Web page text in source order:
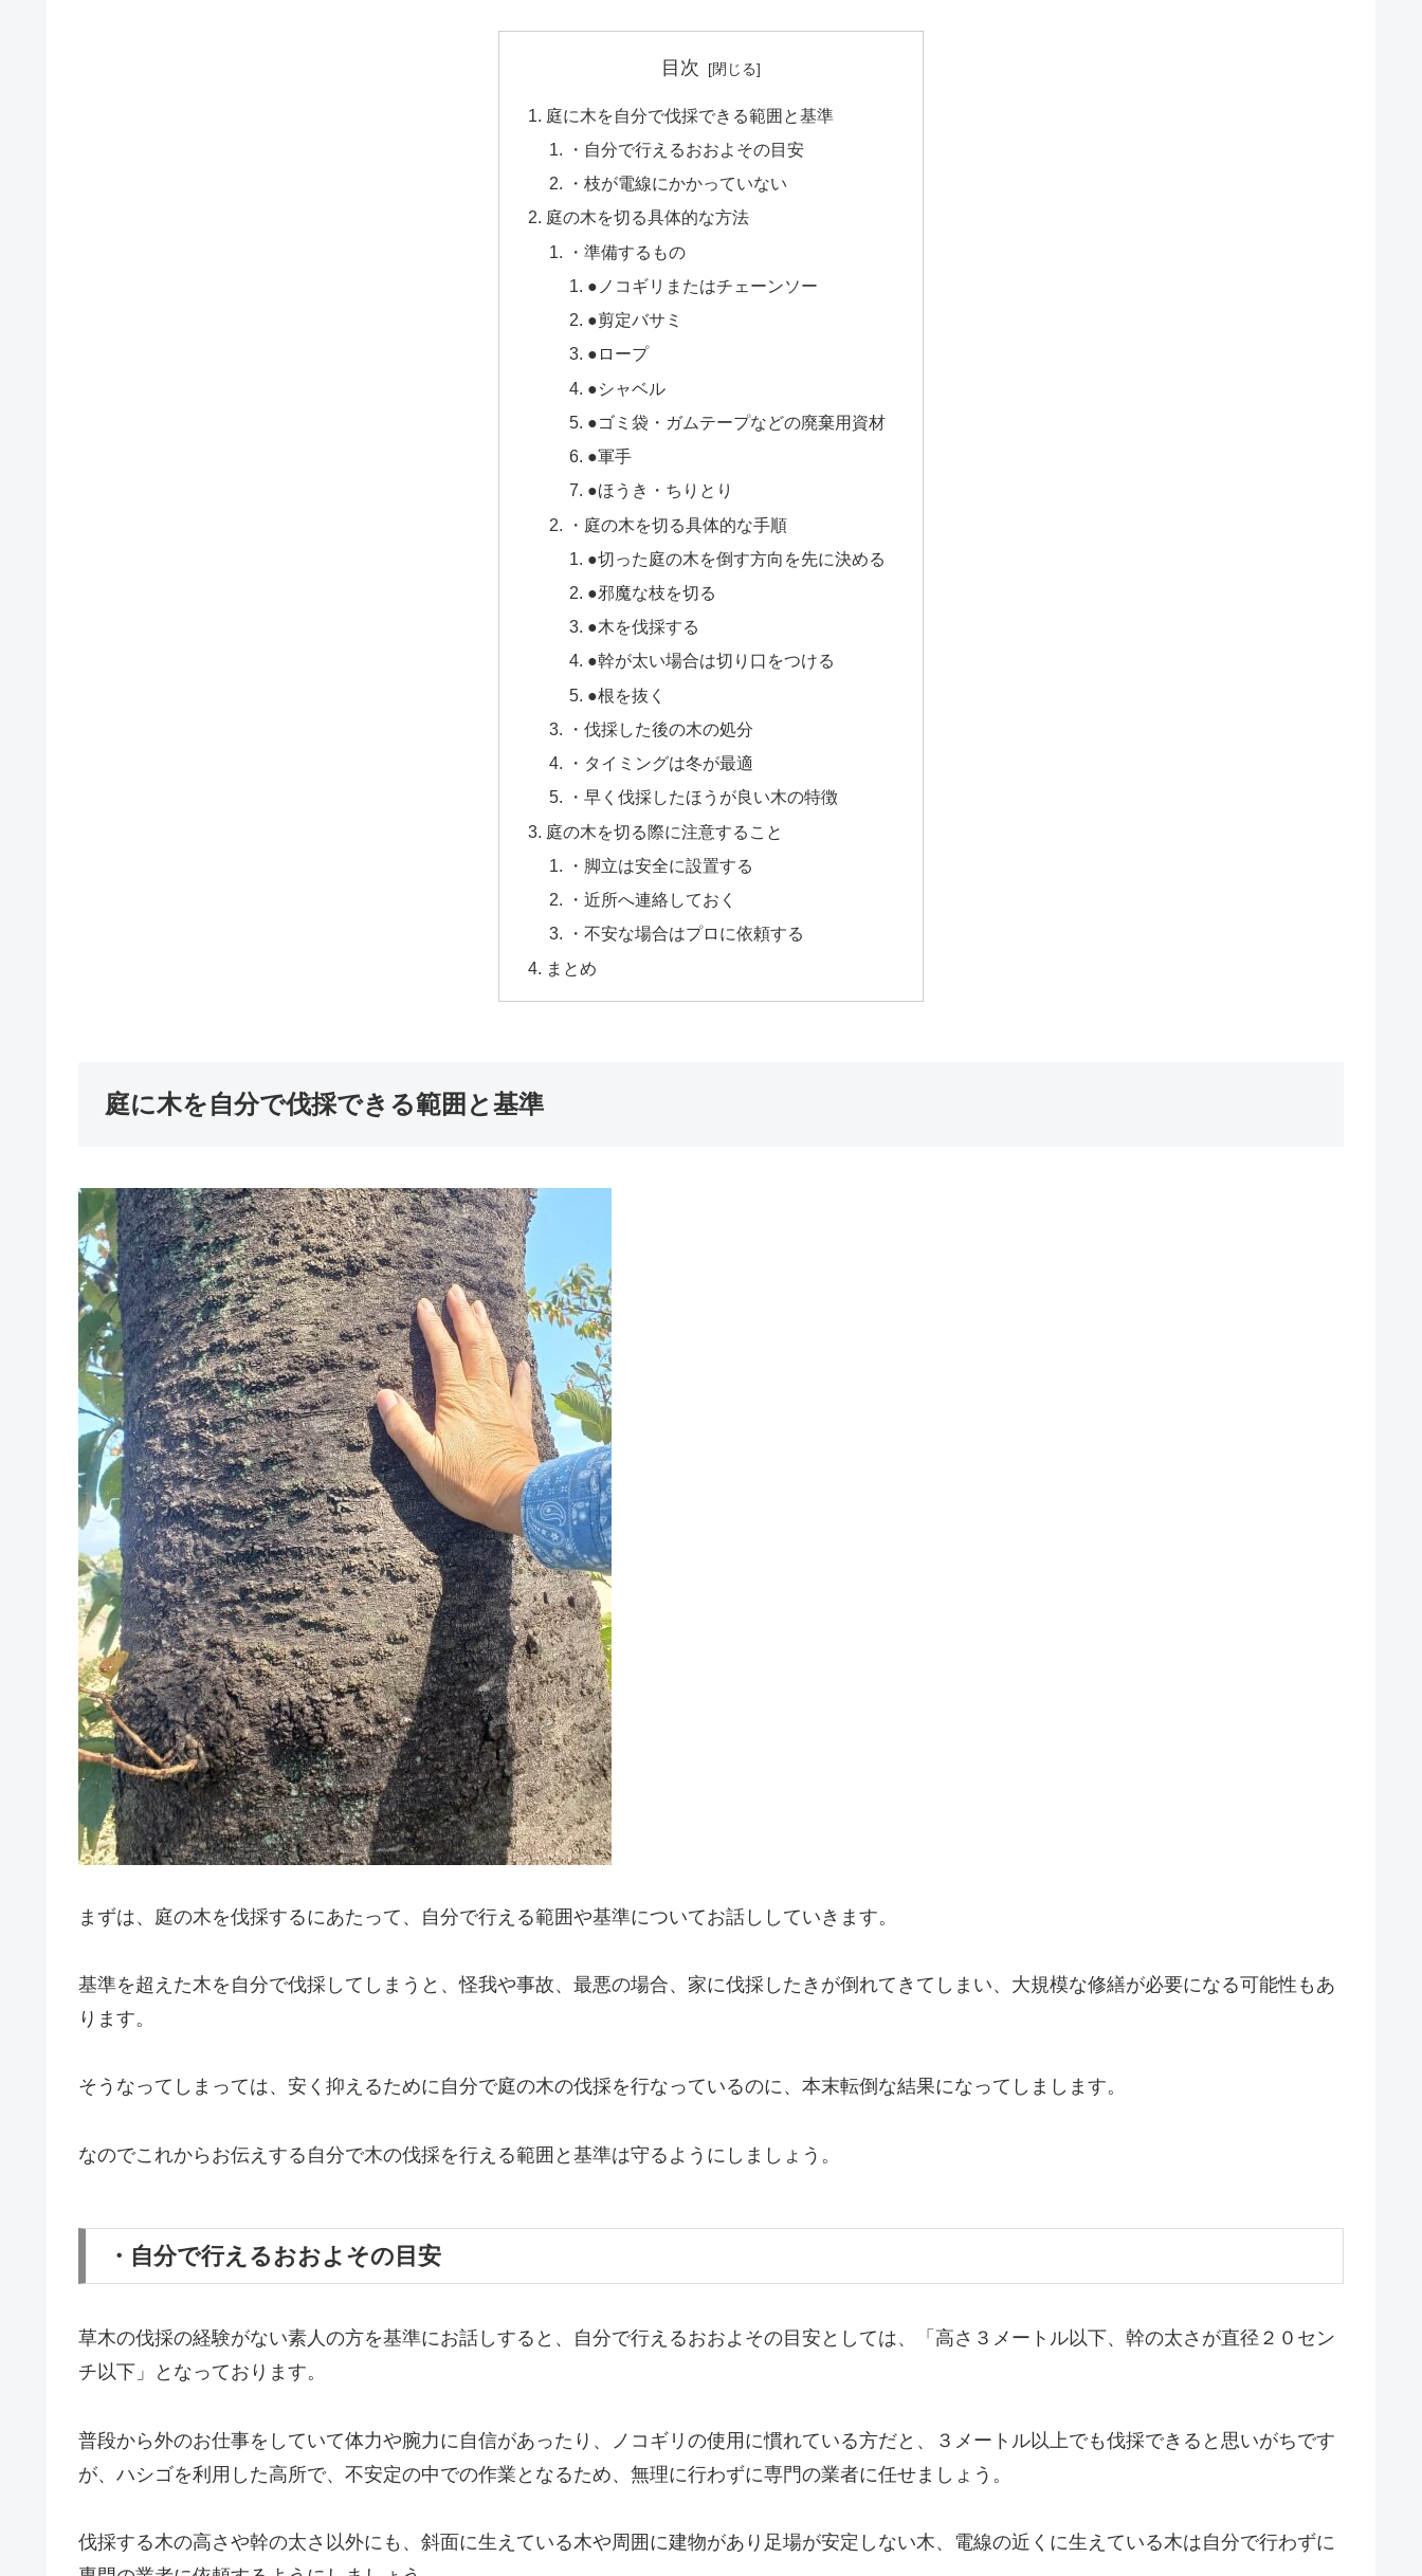
目次
庭に木を自分で伐採できる範囲と基準
・自分で行えるおおよその目安
・枝が電線にかかっていない
庭の木を切る具体的な方法
・準備するもの
●ノコギリまたはチェーンソー
●剪定バサミ
●ロープ
●シャベル
●ゴミ袋・ガムテープなどの廃棄用資材
●軍手
●ほうき・ちりとり
・庭の木を切る具体的な手順
●切った庭の木を倒す方向を先に決める
●邪魔な枝を切る
●木を伐採する
●幹が太い場合は切り口をつける
●根を抜く
・伐採した後の木の処分
・タイミングは冬が最適
・早く伐採したほうが良い木の特徴
庭の木を切る際に注意すること
・脚立は安全に設置する
・近所へ連絡しておく
・不安な場合はプロに依頼する
まとめ
庭に木を自分で伐採できる範囲と基準
まずは、庭の木を伐採するにあたって、自分で行える範囲や基準についてお話ししていきます。
基準を超えた木を自分で伐採してしまうと、怪我や事故、最悪の場合、家に伐採したきが倒れてきてしまい、大規模な修繕が必要になる可能性もあ
ります。
そうなってしまっては、安く抑えるために自分で庭の木の伐採を行なっているのに、本末転倒な結果になってしまします。
なのでこれからお伝えする自分で木の伐採を行える範囲と基準は守るようにしましょう。
・自分で行えるおおよその目安
草木の伐採の経験がない素人の方を基準にお話しすると、自分で行えるおおよその目安としては、「高さ３メートル以下、幹の太さが直径２０セン
チ以下」となっております。
普段から外のお仕事をしていて体力や腕力に自信があったり、ノコギリの使用に慣れている方だと、３メートル以上でも伐採できると思いがちです
が、ハシゴを利用した高所で、不安定の中での作業となるため、無理に行わずに専門の業者に任せましょう。
伐採する木の高さや幹の太さ以外にも、斜面に生えている木や周囲に建物があり足場が安定しない木、電線の近くに生えている木は自分で行わずに